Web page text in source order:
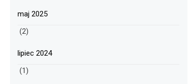
maj 2025
(2)
lipiec 2024
(1)